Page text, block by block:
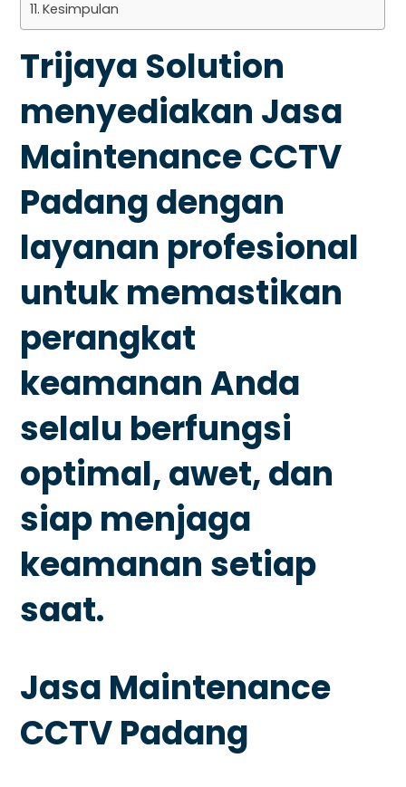
Kesimpulan
Trijaya Solution
menyediakan Jasa
Maintenance CCTV
Padang dengan
layanan profesional
untuk memastikan
perangkat
keamanan Anda
selalu berfungsi
optimal, awet, dan
siap menjaga
keamanan setiap
saat.
Jasa Maintenance
CCTV Padang